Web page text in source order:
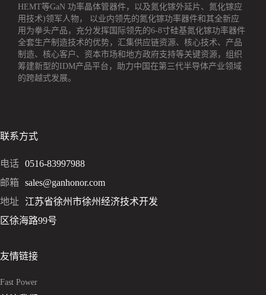
HEMT等GaN 功率晶体管器件，以及氮化镓外延片、氮化镓应
用技术)领军人物， 以业内领先的氮化镓功率器件和其全新应
用为拳头产品，充分发挥国际领先的6-8寸硅基氮化镓功率器件
全套生产制造技术的优势，汇集供应链资源、核心技术、产品
制造、核心客户、资本市场和地方政府支持等关键资源，组织
筹建新型的IDM产品平台，助力中国在第三代半导体产业领域
的跨越式发展。
联系方式
电话 0516-83997988
邮箱
sales@ganhonor.com
地址
江苏省徐州市徐州经济技术开发
区徐海路99号
友情链接
Fast Power